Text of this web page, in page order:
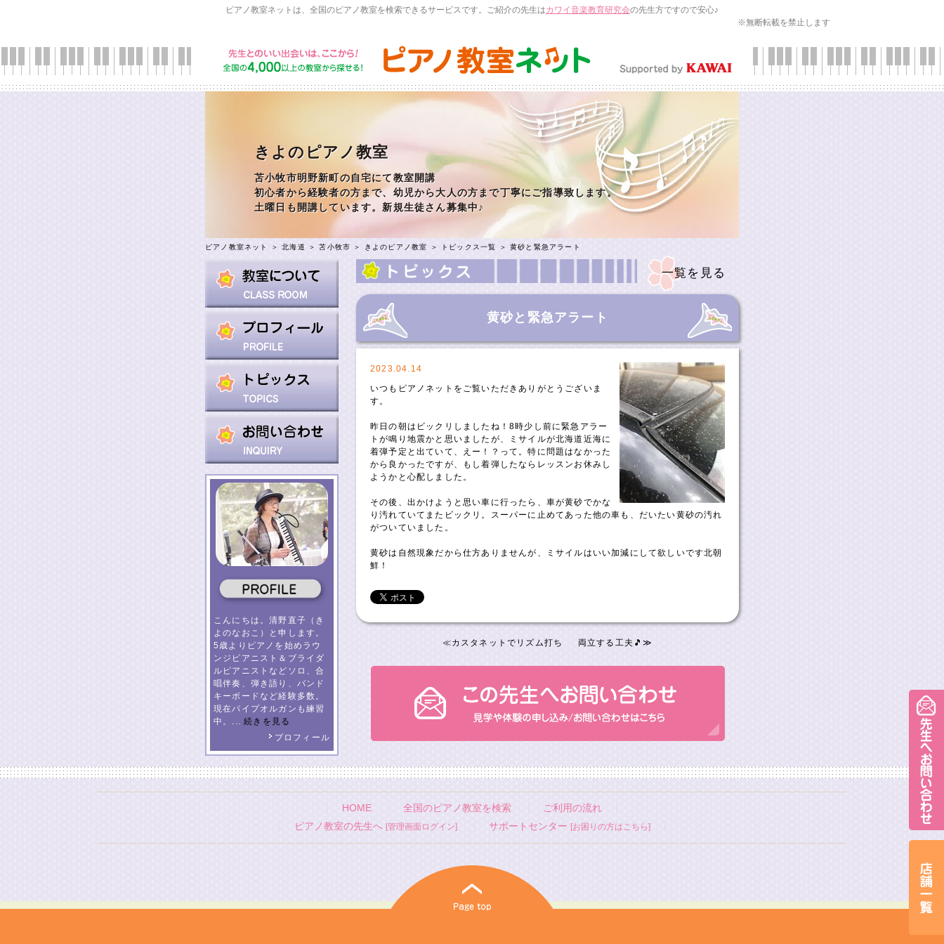
ピアノ教室ネットは、全国のピアノ教室を検索できるサービスです。ご紹介の先生はカワイ音楽教育研究会の先生方ですので安心♪
※無断転載を禁止します
きよのピアノ教室
苫小牧市明野新町の自宅にて教室開講
初心者から経験者の方まで、幼児から大人の方まで丁寧にご指導致します。
土曜日も開講しています。新規生徒さん募集中♪
ピアノ教室ネット ＞北海道 ＞苫小牧市 ＞ きよのピアノ教室 ＞ トピックス一覧 ＞ 黄砂と緊急アラート
こんにちは。清野直子（き
よのなおこ）と申します。
5歳よりピアノを始めラウ
ンジピアニスト＆ブライダ
ルピアニストなどソロ、合
唱伴奏、弾き語り、バンド
キーボードなど経験多数。
現在パイプオルガンも練習
中。...続きを見る
プロフィール
一覧を見る
黄砂と緊急アラート
2023.04.14
いつもピアノネットをご覧いただきありがとうございま
す。
昨日の朝はビックリしましたね！8時少し前に緊急アラー
トが鳴り地震かと思いましたが、ミサイルが北海道近海に
着弾予定と出ていて、えー！？って。特に問題はなかった
から良かったですが、もし着弾したならレッスンお休みし
ようかと心配しました。
その後、出かけようと思い車に行ったら、車が黄砂でかな
り汚れていてまたビックリ。スーパーに止めてあった他の車も、だいたい黄砂の汚れ
がついていました。
黄砂は自然現象だから仕方ありませんが、ミサイルはいい加減にして欲しいです北朝
鮮！
≪カスタネットでリズム打ち 両立する工夫🎵≫
HOME 全国のピアノ教室を検索
ご利用の流れ
ピアノ教室の先生へ [管理画面ログイン] サポートセンター [お困りの方はこちら]